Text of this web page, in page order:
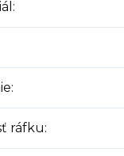
:
:
ráfku: